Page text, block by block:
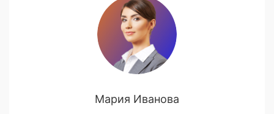
Мария Иванова